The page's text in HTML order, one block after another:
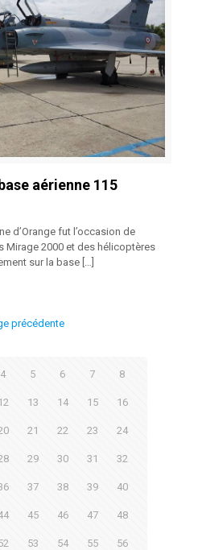
aérienne 115
d’Orange fut l’occasion de
Mirage 2000 et des hélicoptères
sur la base […]
précédente
4 5 6 7 8
13 14 15 16
21 22 23 24
29 30 31 32
37 38 39 40
45 46 47 48
53 54 55 56